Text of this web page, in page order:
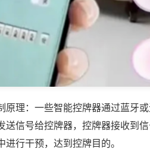
原理：一些智能控牌器通过蓝牙
送信号给控牌器，控牌器接收到
行干预，达到控牌目的。